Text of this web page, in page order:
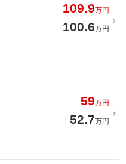
109.9万円
100.6万円
59万円
52.7万円